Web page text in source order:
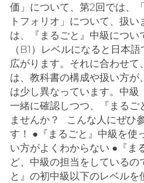
価」について、第2回では、
トフォリオ」について、扱い
は、『まるごと』中級につい
（B1）レベルになると日本
広がります。それに合わせて
は、教科書の構成や扱い方が
は少し異なっています。中級
一緒に確認しつつ、『まるご
ませんか？ こんな人にぜひ
す！ ●『まるごと』中級を使
い方がよくわからない ●『ま
ど、中級の担当をしている
と』の初中級以下のレベルを